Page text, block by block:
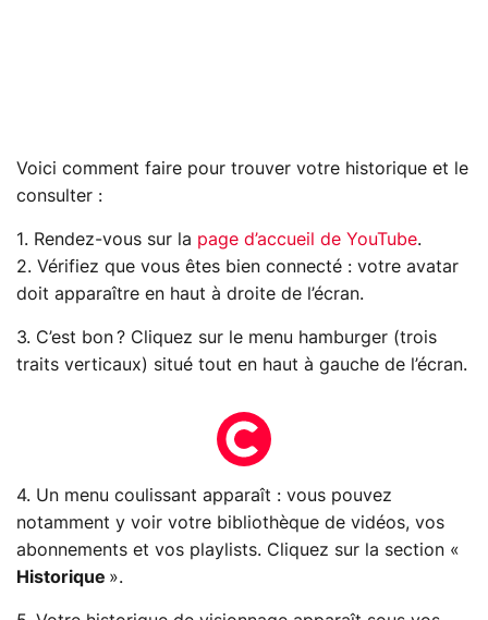
Voici comment faire pour trouver votre historique et le
consulter :
1. Rendez-vous sur la page d’accueil de YouTube.
2. Vérifiez que vous êtes bien connecté : votre avatar
doit apparaître en haut à droite de l’écran.
3. C’est bon ? Cliquez sur le menu hamburger (trois
traits verticaux) situé tout en haut à gauche de l’écran.
4. Un menu coulissant apparaît : vous pouvez
notamment y voir votre bibliothèque de vidéos, vos
abonnements et vos playlists. Cliquez sur la section «
Historique ».